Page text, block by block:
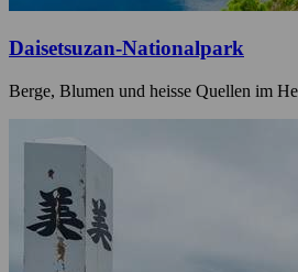
Daisetsuzan-Nationalpark
Berge, Blumen und heisse Quellen im